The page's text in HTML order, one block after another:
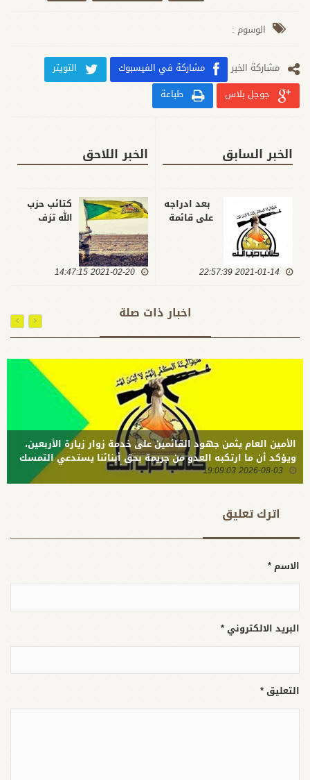
الوسوم :
مشارکة الخبر مشاركة في الفيسبوك
التويتر
جوجل بلاس
طباعة
الخبر السابق
بعد ادراجه
على قائمة
الحاج أبو
الظالمين
2021-01-14 22:57:39
الخبر اللاحق
كتائب حزب
الله تزف
بقافلة
الاحتلال
وساهم في
الدفاع عن
المقدسات
وعاش
لحظات النصر
على داعش
2021-02-20 14:47:15
اخبار ذات صلة
الأمين العام يثمن جهود القائمين على خدمة زوار زيارة الأربعين،
ويؤكد أن ما ارتكبه العدو من جريمة بحق أبنائنا يستدعي التمسك
بالسلاح وتطويره لردع كل من يريد بنا شراً
2026-08-03 19:09:03
اترك تعلیق
الاسم *
البريد الالكتروني *
التعليق *